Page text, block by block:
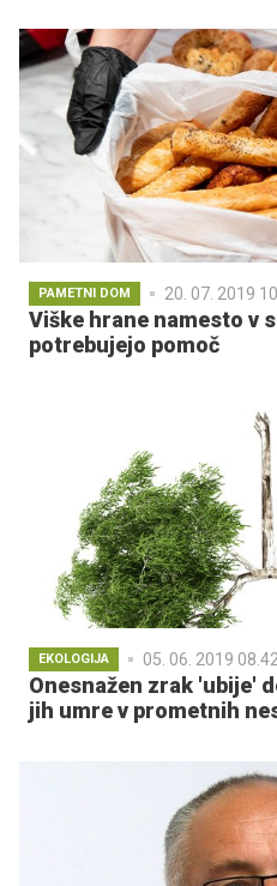
PAMETNI DOM 20. 07. 2019
Viške hrane namesto v
potrebujejo pomoč
EKOLOGIJA 05. 06. 2019 08.42
Onesnažen zrak 'ubije'
jih umre v prometnih